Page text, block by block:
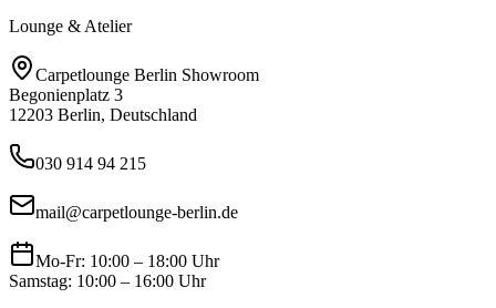
Lounge & Atelier
Carpetlounge Berlin Showroom
Begonienplatz 3
12203 Berlin, Deutschland
030 914 94 215
mail@carpetlounge-berlin.de
Mo-Fr: 10:00 – 18:00 Uhr
Samstag: 10:00 – 16:00 Uhr